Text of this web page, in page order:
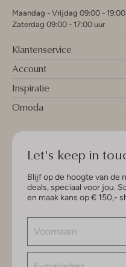
Maandag - Vrijdag 09:00 -
Zaterdag 09:00 - 17:00 uur
Klantenservice
Account
Inspiratie
Omoda
Let's keep in
Blijf op de hoogte van de
deals, speciaal voor jou.
en maak kans op € 150,-